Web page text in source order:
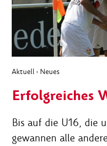
Aktuell › Neues
Erfolgreiches
Bis auf die U16, die
gewannen alle